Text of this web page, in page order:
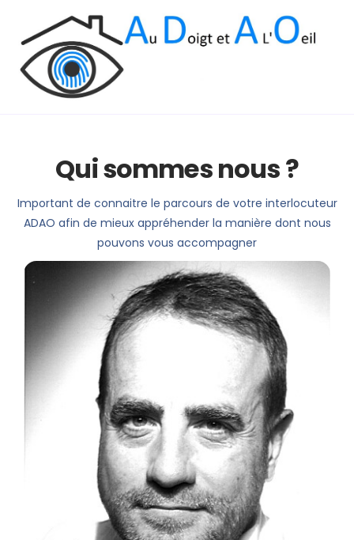
compétences
la domotique ?
Notre accompagnement
Qui sommes nous ?
Important de connaitre le parcours de votre interlocuteur
ADAO afin de mieux appréhender la manière dont nous
pouvons vous accompagner